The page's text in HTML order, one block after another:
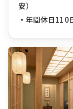
安）
・年間休日110